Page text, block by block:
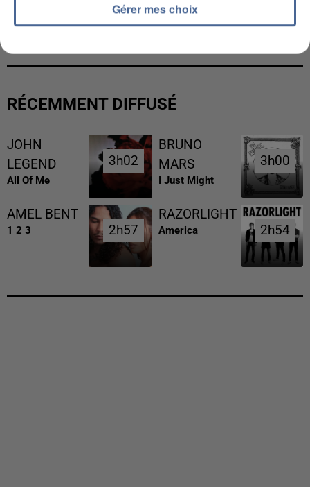
L’UN DES FONDATEURS SUPPOSÉS DE LA DZ
MAFIA INTERPELLÉ EN ALGÉRIE
RÉCEMMENT DIFFUSÉ
JOHN
LEGEND
All Of Me
3h02
3h02
BRUNO
MARS
I Just Might
3h00
3h00
AMEL BENT
1 2 3 2h57
2h57
RAZORLIGHT
America 2h54
2h54
Gérer mes choix